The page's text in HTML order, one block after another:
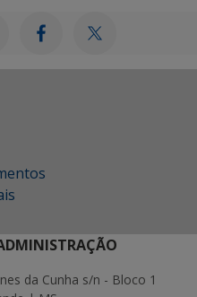
da Cunha s/n - Bloco 1